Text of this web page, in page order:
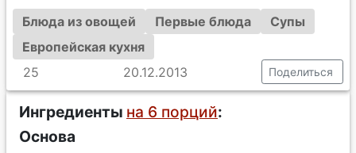
Блюда из овощей Первые блюда
Супы
Европейская кухня
25
20.12.2013 Поделиться
Ингредиенты на 6 порций:
Основа